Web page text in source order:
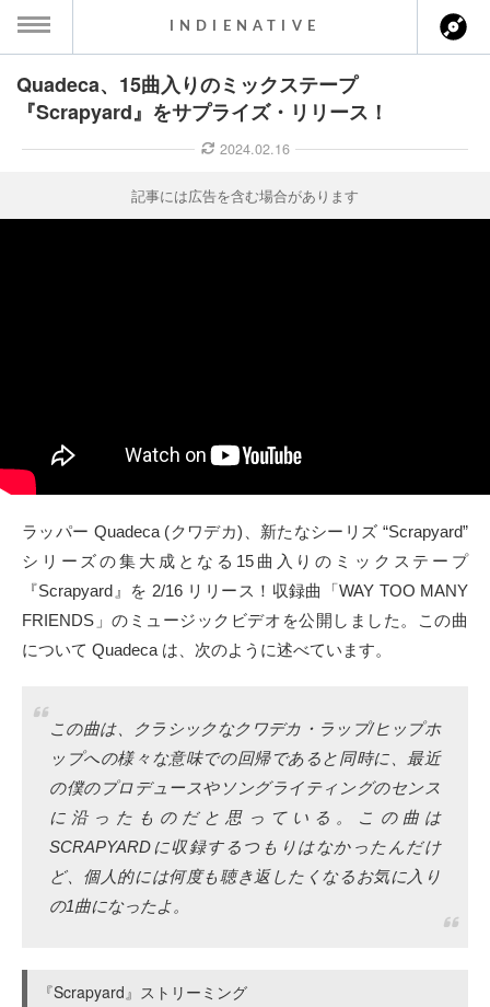
MENU
ト
クト
Twitter
instagram
Tumblr
Soundcloud
to indienative
INDIENATIVE
Quadeca、15曲入りのミックステープ
『Scrapyard』をサプライズ・リリース！
2024.02.16
記事には広告を含む場合があります
ラッパー Quadeca (クワデカ)、新たなシーリズ “Scrapyard”
シリーズの集大成となる15曲入りのミックステープ
『Scrapyard』を 2/16 リリース！収録曲「WAY TOO MANY
FRIENDS」のミュージックビデオを公開しました。この曲
について Quadeca は、次のように述べています。
この曲は、クラシックなクワデカ・ラップ/ヒップホ
ップへの様々な意味での回帰であると同時に、最近
の僕のプロデュースやソングライティングのセンス
に沿ったものだと思っている。この曲は
SCRAPYARDに収録するつもりはなかったんだけ
ど、個人的には何度も聴き返したくなるお気に入り
の1曲になったよ。
『Scrapyard』ストリーミング